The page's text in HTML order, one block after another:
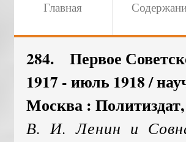
Главная
284. Первое
1917 - июль 1918 /
Москва : Политиздат,
В. И. Ленин и